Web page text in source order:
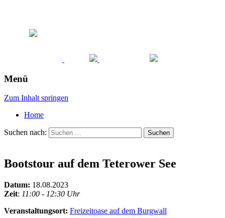
Menü
Zum Inhalt springen
Home
Suchen nach:
Bootstour auf dem Teterower See
Datum: 18.08.2023
Zeit: 11:00 - 12:30 Uhr
Veranstaltungsort: Freizeitoase auf dem Burgwall